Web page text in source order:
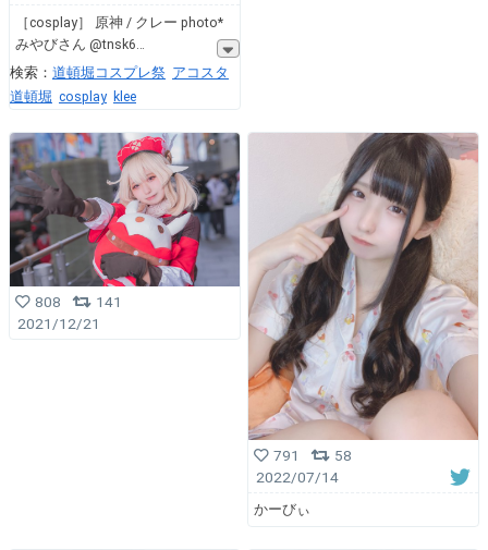
［cosplay］ 原神 / クレー photo*
みやびさん @tnsk6
検索： 道頓堀コスプレ祭 アコスタ
道頓堀 cosplay klee
808
141
2021/12/21
791
58
2022/07/14
かーびぃ